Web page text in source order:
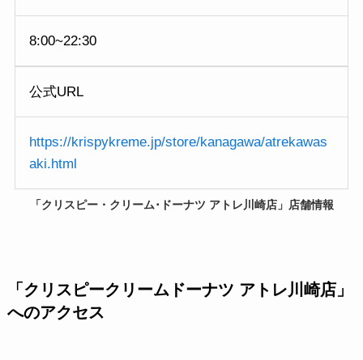
8:00~22:30
公式URL
https://krispykreme.jp/store/kanagawa/atrekawas
aki.html
「クリスピー・クリーム･ドーナツ アトレ川崎店」店舗情報
「 クリスピークリームドーナツ アトレ川崎店」
へのアクセス